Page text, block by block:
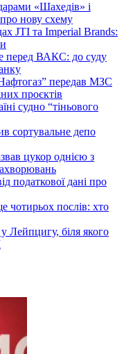
«Шахедів» і
нову схему
JTI та Imperial Brands:
перед ВАКС: до суду
передав МЗС
проєктів
судно “тіньового
сортувальне депо
цукор однією з
податкової дані про
чотирьох послів: хто
Лейпцигу, біля якого